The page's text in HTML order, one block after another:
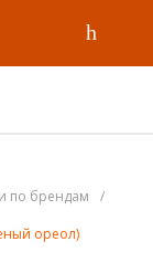
по брендам
/
ореол)